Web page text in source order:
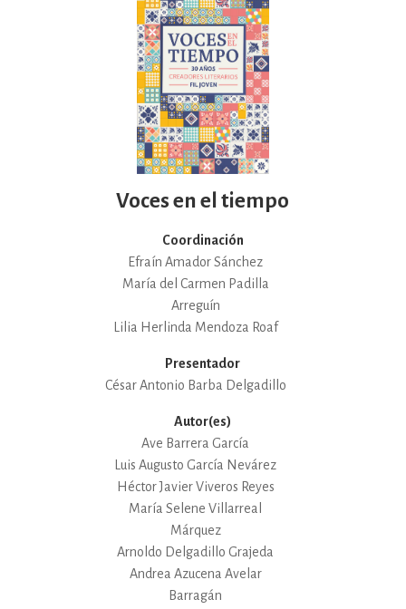
Voces en el tiempo
Coordinación
Efraín Amador Sánchez
María del Carmen Padilla
Arreguín
Lilia Herlinda Mendoza Roaf
Presentador
César Antonio Barba Delgadillo
Autor(es)
Ave Barrera García
Luis Augusto García Nevárez
Héctor Javier Viveros Reyes
María Selene Villarreal
Márquez
Arnoldo Delgadillo Grajeda
Andrea Azucena Avelar
Barragán